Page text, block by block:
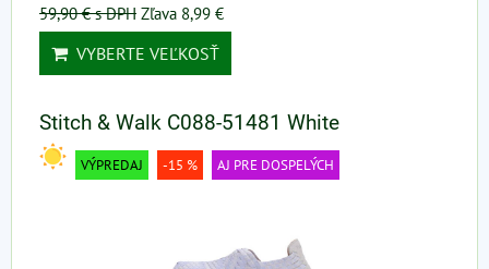
59,90 €s DPH Zľava 8,99 €
VYBERTE VEĽKOSŤ
Stitch & Walk C088-51481 White
VÝPREDAJ -15 % AJ PRE DOSPELÝCH